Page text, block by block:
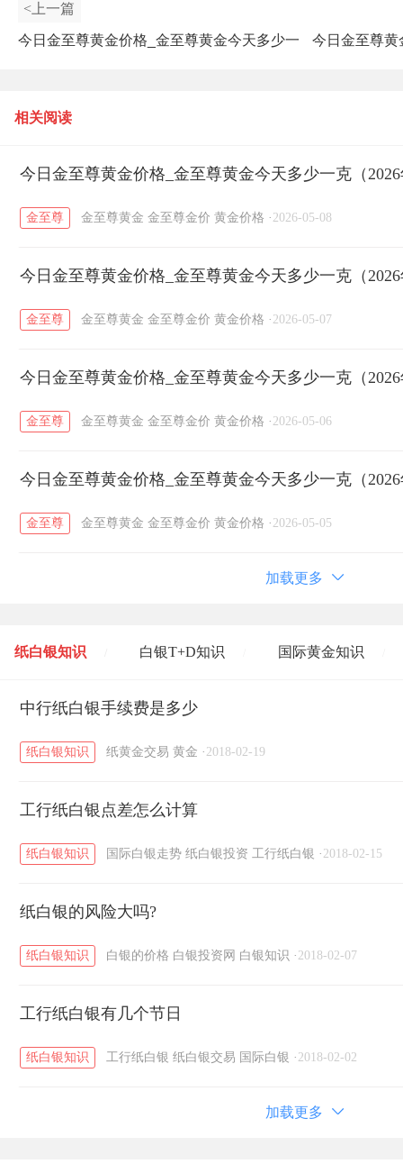
<上一篇
今日金至尊黄金价格_金至尊黄金今天多少一 今日金至尊黄
相关阅读
今日金至尊黄金价格_金至尊黄金今天多少一克（
金至尊 金至尊黄金 金至尊金价 黄金价格 · 2026-05-08
今日金至尊黄金价格_金至尊黄金今天多少一克（
金至尊 金至尊黄金 金至尊金价 黄金价格 · 2026-05-07
今日金至尊黄金价格_金至尊黄金今天多少一克（
金至尊 金至尊黄金 金至尊金价 黄金价格 · 2026-05-06
今日金至尊黄金价格_金至尊黄金今天多少一克（
金至尊 金至尊黄金 金至尊金价 黄金价格 · 2026-05-05
加载更多
纸白银知识 白银T+D知识 国际黄金知识
黄金T+D知识 / 粤贵银知识
中行纸白银手续费是多少
纸白银知识 纸黄金交易 黄金 · 2018-02-19
工行纸白银点差怎么计算
纸白银知识 国际白银走势 纸白银投资 工行纸白银 · 2018-02-15
纸白银的风险大吗?
纸白银知识 白银的价格 白银投资网 白银知识 · 2018-02-07
工行纸白银有几个节日
纸白银知识 工行纸白银 纸白银交易 国际白银 · 2018-02-02
加载更多